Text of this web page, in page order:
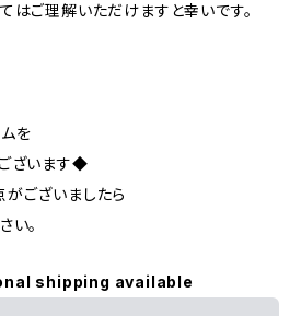
はご理解いただけますと幸いです。
を
ざいます◆
ございましたら
い。
shipping available